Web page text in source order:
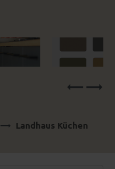
Landhaus Küchen